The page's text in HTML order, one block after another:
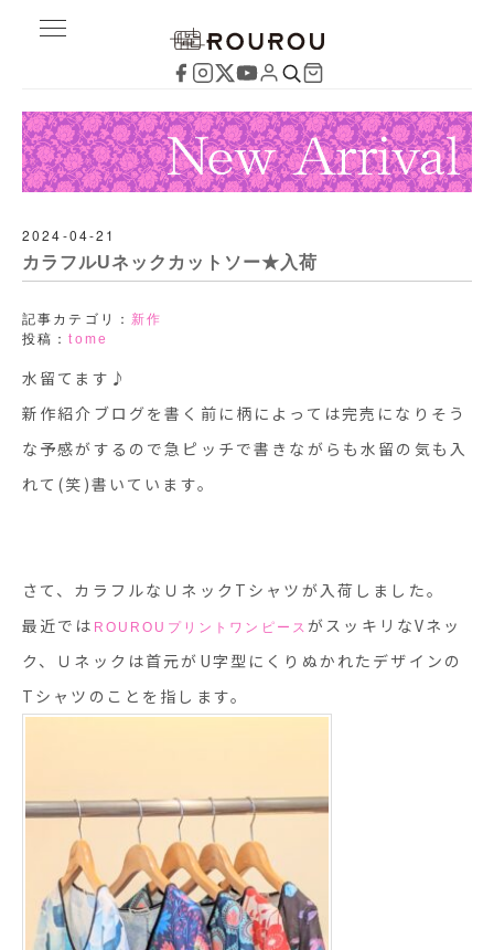
2024-04-21
カラフルUネックカットソー★入荷
記事カテゴリ： 新作
投稿：tome
水留てます♪
新作紹介ブログを書く前に柄によっては完売になりそう
な予感がするので急ピッチで書きながらも水留の気も入
れて(笑)書いています。
さて、カラフルなＵネックTシャツが入荷しました。
最近では ROUROUプリントワンピースがスッキリなVネッ
ク、Ｕネックは首元がU字型にくりぬかれたデザインの
Tシャツのことを指します。